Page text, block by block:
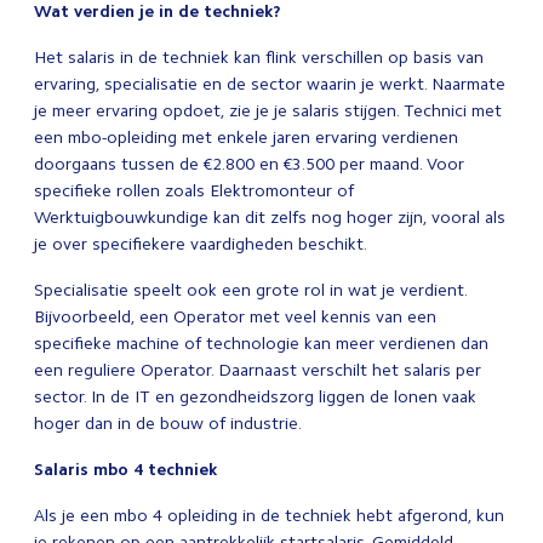
Wat verdien je in de techniek?
Het salaris in de techniek kan flink verschillen op basis van
ervaring, specialisatie en de sector waarin je werkt. Naarmate
je meer ervaring opdoet, zie je je salaris stijgen. Technici met
een mbo-opleiding met enkele jaren ervaring verdienen
doorgaans tussen de €2.800 en €3.500 per maand. Voor
specifieke rollen zoals Elektromonteur of
Werktuigbouwkundige kan dit zelfs nog hoger zijn, vooral als
je over specifiekere vaardigheden beschikt.
Specialisatie speelt ook een grote rol in wat je verdient.
Bijvoorbeeld, een Operator met veel kennis van een
specifieke machine of technologie kan meer verdienen dan
een reguliere Operator. Daarnaast verschilt het salaris per
sector. In de IT en gezondheidszorg liggen de lonen vaak
hoger dan in de bouw of industrie.
Salaris mbo 4 techniek
Als je een mbo 4 opleiding in de techniek hebt afgerond, kun